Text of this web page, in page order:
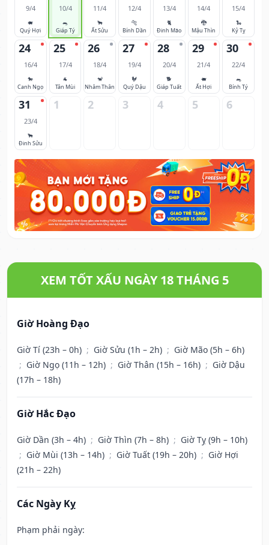
9/4
🐖
Quý Hợi
10/4
🐀
Giáp Tý
11/4
🐂
Ất Sửu
12/4
🐅
Bính Dần
13/4
🐈
Đinh Mão
14/4
🐉
Mậu Thìn
15/4
🐍
Kỷ Tỵ
24
16/4
🐎
Canh Ngọ
25
17/4
🐐
Tân Mùi
26
18/4
🐒
Nhâm Thân
27
19/4
🐓
Quý Dậu
28
20/4
🐕
Giáp Tuất
29
21/4
🐖
Ất Hợi
30
22/4
🐀
Bính Tý
31
23/4
🐂
Đinh Sửu
1 2 3 4 5 6
XEM TỐT XẤU NGÀY 18 THÁNG 5
Giờ Hoàng Đạo
Giờ Tí (23h – 0h) ; Giờ Sửu (1h – 2h) ; Giờ Mão (5h – 6h)
; Giờ Ngọ (11h – 12h) ; Giờ Thân (15h – 16h) ; Giờ Dậu
(17h – 18h)
Giờ Hắc Đạo
Giờ Dần (3h – 4h) ; Giờ Thìn (7h – 8h) ; Giờ Tỵ (9h – 10h)
; Giờ Mùi (13h – 14h) ; Giờ Tuất (19h – 20h) ; Giờ Hợi
(21h – 22h)
Các Ngày Kỵ
Phạm phải ngày: